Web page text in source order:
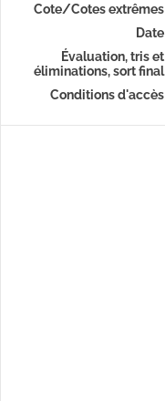
Cote/Cotes extrêmes
Date
Évaluation, tris et
éliminations, sort final
Conditions d'accès